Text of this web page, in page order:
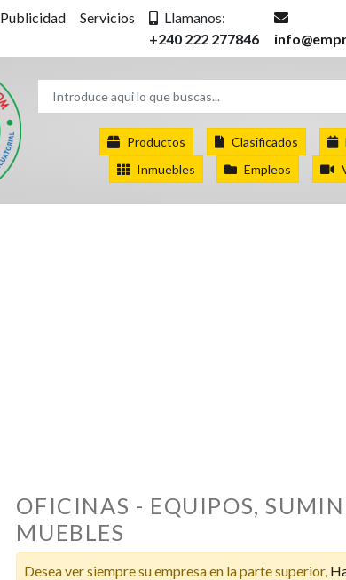
Publicidad Servicios
Llamanos:
+240 222 277846
Productos Clasificados
Inmuebles
Empleos
OFICINAS - EQUIPOS,
MUEBLES
Desea ver siempre su empresa en la parte superior,